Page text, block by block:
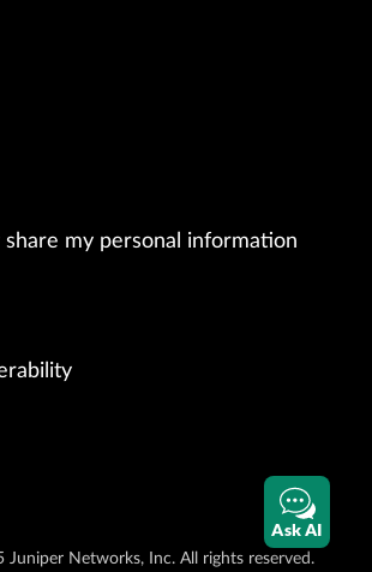
share my personal information
Networks, Inc. All rights reserved.
Ask AI